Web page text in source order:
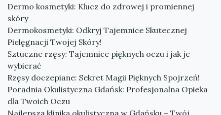
Dermo kosmetyki: Klucz do zdrowej i promiennej
skóry
Dermokosmetyki: Odkryj Tajemnice Skutecznej
Pielęgnacji Twojej Skóry!
Sztuczne rzęsy: Tajemnice pięknych oczu i jak je
wybierać
Rzęsy doczepiane: Sekret Magii Pięknych Spojrzeń!
Poradnia Okulistyczna Gdańsk: Profesjonalna Opieka
dla Twoich Oczu
Najlepsza klinika okulistyczna w Gdańsku – Twój